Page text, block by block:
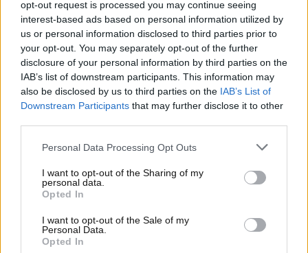
opt-out request is processed you may continue seeing
interest-based ads based on personal information utilized by
us or personal information disclosed to third parties prior to
your opt-out. You may separately opt-out of the further
disclosure of your personal information by third parties on the
IAB’s list of downstream participants. This information may
also be disclosed by us to third parties on the IAB’s List of
Downstream Participants that may further disclose it to other
Personal Data Processing Opt Outs
I want to opt-out of the Sharing of my
personal data.
Opted In
I want to opt-out of the Sale of my
Personal Data.
Opted In
potrebbe cambiare la
Formula 1: i dettagli
Il presidente della FIA Ben Sulayemha minacciato
diridurre, censurare o– nel caso estremo –
addirittura eliminare del tutto i team radio in
Formula 1nel caso in cui le cose non dovessero
cambiare. Prosegue, quindi, il pugno duro del
presidente della FIA contro il linguaggio scurrile che
si sente nei team radio da parte di alcuni piloti.